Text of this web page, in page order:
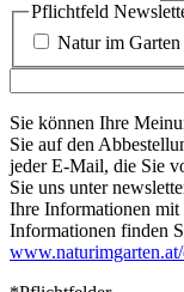
Pflichtfeld
Natur im Garten
Sie können Ihre
Sie auf den
jeder E-Mail, die Sie
Sie uns unter
Ihre Informationen mit
Informationen finden